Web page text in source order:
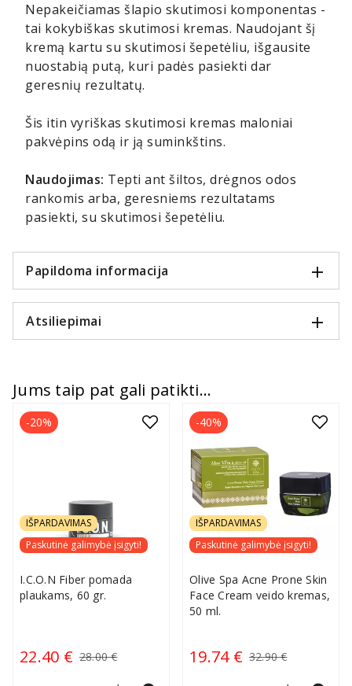
Nepakeičiamas šlapio skutimosi komponentas -
tai kokybiškas skutimosi kremas. Naudojant šį
kremą kartu su skutimosi šepetėliu, išgausite
nuostabią putą, kuri padės pasiekti dar
geresnių rezultatų.
Šis itin vyriškas skutimosi kremas maloniai
pakvėpins odą ir ją suminkštins.
Naudojimas: Tepti ant šiltos, drėgnos odos
rankomis arba, geresniems rezultatams
pasiekti, su skutimosi šepetėliu.
Papildoma informacija
Atsiliepimai
Jums taip pat gali patikti...
IŠPARDAVIMAS
Paskutinė galimybė įsigyti!
I.C.O.N Fiber pomada
plaukams, 60 gr.
22.40 € 28.00 €
-20%
IŠPARDAVIMAS
Paskutinė galimybė įsigyti!
Olive Spa Acne Prone Skin
Face Cream veido kremas,
50 ml.
19.74 € 32.90 €
-40%